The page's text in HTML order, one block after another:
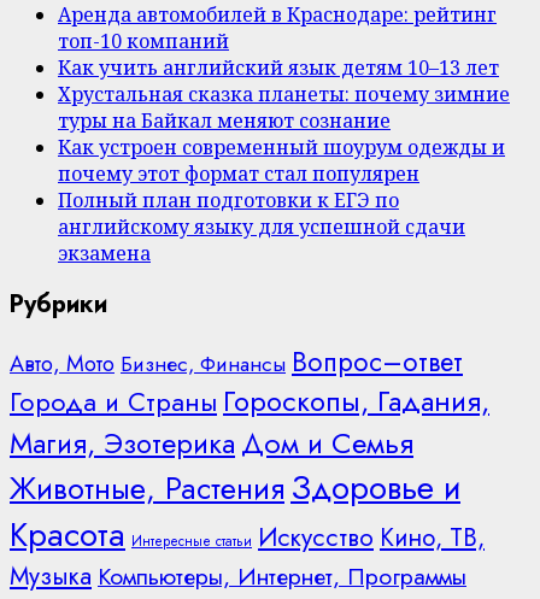
Аренда автомобилей в Краснодаре: рейтинг
топ-10 компаний
Как учить английский язык детям 10–13 лет
Хрустальная сказка планеты: почему зимние
туры на Байкал меняют сознание
Как устроен современный шоурум одежды и
почему этот формат стал популярен
Полный план подготовки к ЕГЭ по
английскому языку для успешной сдачи
экзамена
Рубрики
Авто, Мото Бизнес, Финансы Вопрос–ответ
Города и Страны Гороскопы, Гадания,
Магия, Эзотерика Дом и Семья
Животные, Растения Здоровье и
Красота Интересные статьи Искусство Кино, ТВ,
Музыка Компьютеры, Интернет, Программы